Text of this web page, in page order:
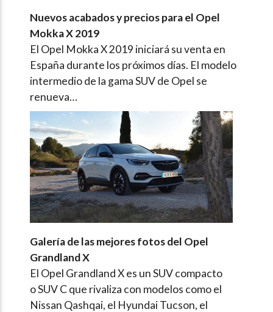
Nuevos acabados y precios para el Opel
Mokka X 2019
El Opel Mokka X 2019 iniciará su venta en
España durante los próximos días. El modelo
intermedio de la gama SUV de Opel se
renueva…
Galería de las mejores fotos del Opel
Grandland X
El Opel Grandland X es un SUV compacto
o SUV C que rivaliza con modelos como el
Nissan Qashqai, el Hyundai Tucson, el